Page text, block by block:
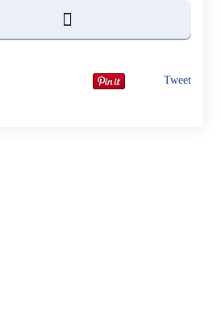
Tweet